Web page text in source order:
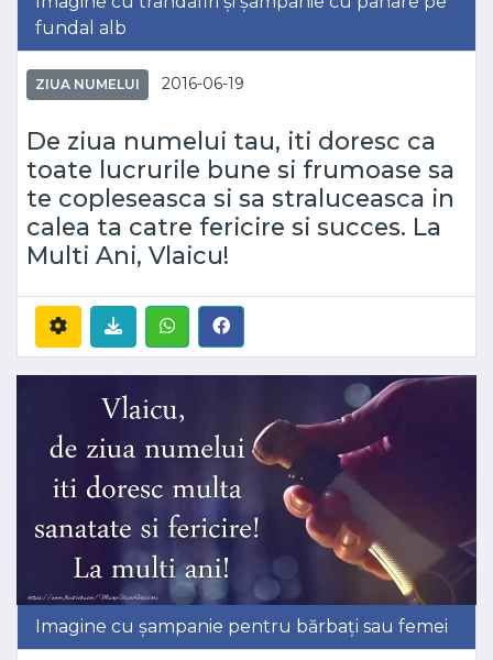
fundal alb
ZIUA NUMELUI 2016-06-19
De ziua numelui tau, iti doresc ca
toate lucrurile bune si frumoase sa
te copleseasca si sa straluceasca in
calea ta catre fericire si succes. La
Multi Ani, Vlaicu!
Imagine cu șampanie pentru bărbați sau femei